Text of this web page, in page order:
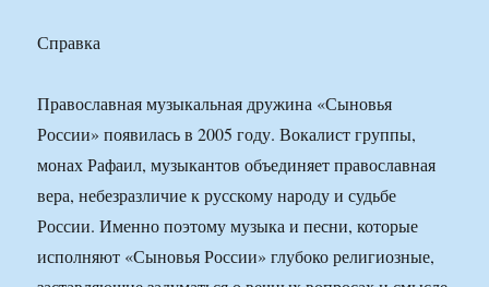
Справка
Православная музыкальная дружина «Сыновья
России» появилась в 2005 году. Вокалист группы,
монах Рафаил, музыкантов объединяет православная
вера, небезразличие к русскому народу и судьбе
России. Именно поэтому музыка и песни, которые
исполняют «Сыновья России» глубоко религиозные,